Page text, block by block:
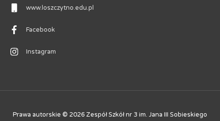
www.loszczytno.edu.pl
Facebook
Instagram
Prawa autorskie © 2026 Zespół Szkół nr 3 im. Jana III Sobieskiego